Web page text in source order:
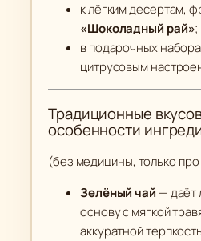
к лёгким десертам,
«Шоколадный рай»;
в подарочных
цитрусовым
Традиционные
особенности
(без медицины, только
Зелёный чай — даёт
основу с мягкой
аккуратной